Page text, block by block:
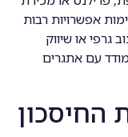
אפשרויות רבות
גרפי או שיווק
עם אתגרים
החיסכון